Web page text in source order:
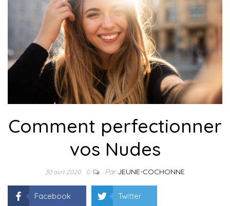
Comment perfectionner
vos Nudes
30 avril 2020 0 ParJEUNE-COCHONNE
Facebook Twitter